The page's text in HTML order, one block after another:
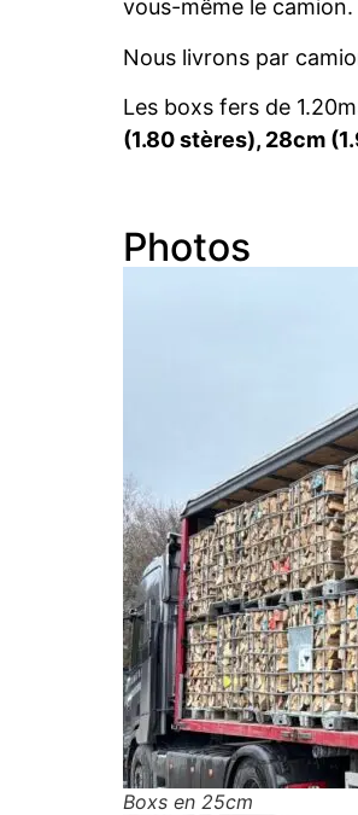
vous-même le camion.
Nous livrons par
Les boxs fers de
(1.80 stères), 28cm
Photos
Boxs en 25cm